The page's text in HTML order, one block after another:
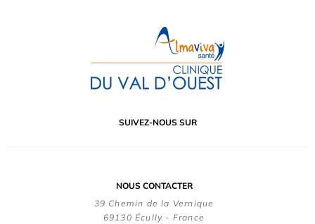
SUIVEZ-NOUS SUR
NOUS CONTACTER
39 Chemin de la Vernique
69130 Écully - France